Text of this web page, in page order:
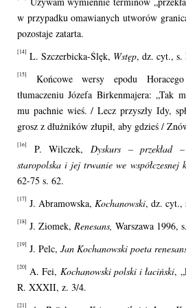
w przypadku omawianych utworów
pozostaje zatarta.
[14] L. Szczerbicka-Ślęk, Wstęp, dz. cyt.,
[15]
Końcowe wersy epodu
tłumaczeniu Józefa Birkenmajera: „Tak
mu pachnie wieś. / Lecz przyszły Idy,
grosz z dłużników złupił, aby gdzieś /
[16] P. Wilczek, Dyskurs – przekład
staropolska i jej trwanie we współczesnej
62-75 s. 62.
[17] J. Abramowska, Kochanowski, dz. cyt.,
[18] J. Ziomek, Renesans, Warszawa 1996,
[19] J. Pelc, Jan Kochanowski poeta
[20] A. Fei, Kochanowski polski i łaciński,
R. XXXII, z. 3/4.
[21]